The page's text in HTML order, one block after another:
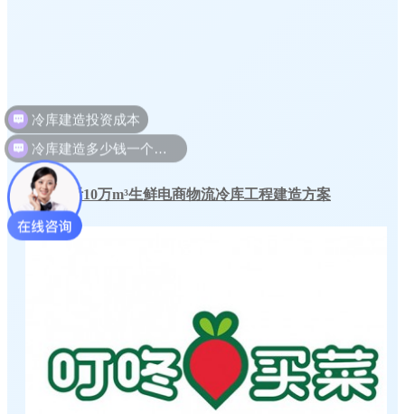
本来生活10万m³生鲜电商物流冷库工程建造方案
冷库建造多少钱一个平方